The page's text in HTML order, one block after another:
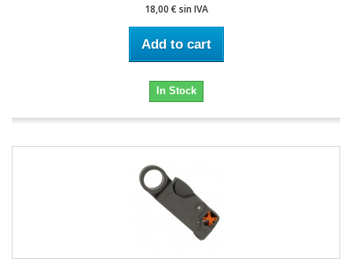
18,00 € sin IVA
Add to cart
In Stock